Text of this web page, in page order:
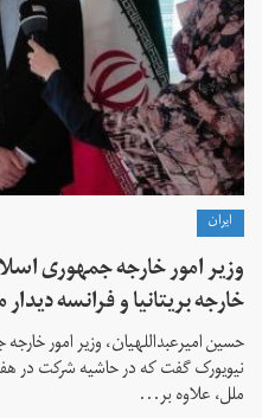
ايران
وزیر امور خارجه جمهوری
خارجه بریتانیا و فرانسه
حسین امیرعبداللهیان، وزیر امور
نیویورک گفت که در حاشیه شرکت در
ملل، علاوه بر...